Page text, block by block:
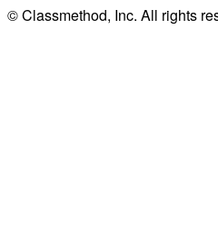
© Classmethod, Inc. All rights